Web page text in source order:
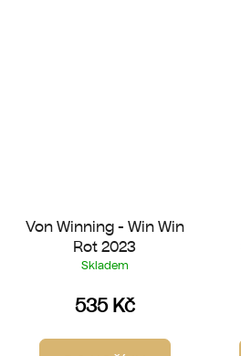
Von Winning - Win Win
Rot 2023
Skladem
535 Kč